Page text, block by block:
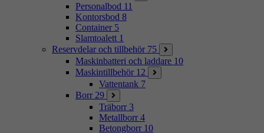
Personalbod 11
Kontorsbod 8
Container 5
Slamtoalett 1
Reservdelar och tillbehör 75
Maskinbatteri och laddare 10
Maskintillbehör 12
Vattentank 7
Borr 29
Träborr 3
Metallborr 4
Betongborr 10